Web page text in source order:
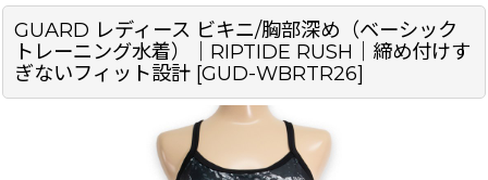
GUARD レディース ビキニ/胸部深め（ベーシック
トレーニング水着）｜RIPTIDE RUSH｜締め付けす
ぎないフィット設計 [GUD-WBRTR26]